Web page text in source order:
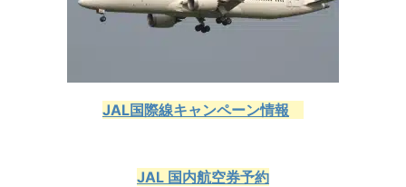
JAL国際線キャンペーン情報
JAL 国内航空券予約